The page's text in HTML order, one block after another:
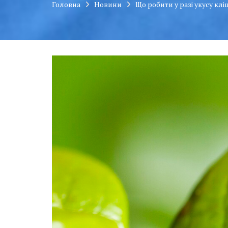
Головна Новини Що робити у разі укусу